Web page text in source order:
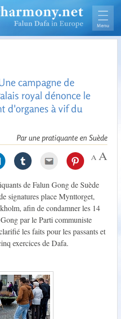
campagne de
royal dénonce le
d'organes à vif du
Par une pratiquante en Suède
de Falun Gong de Suède
signatures place Mynttorget,
afin de condamner les 14
par le Parti communiste
les faits pour les passants et
exercices de Dafa.